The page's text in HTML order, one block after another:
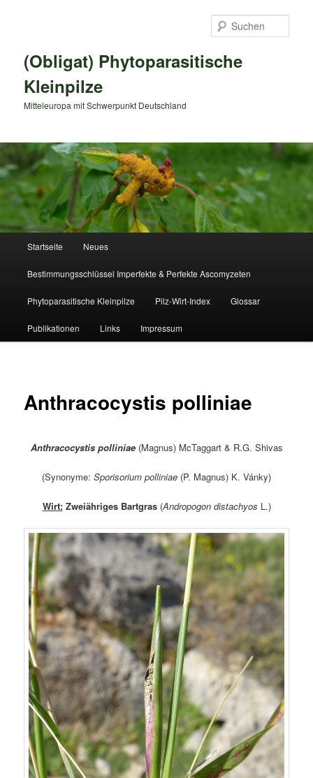
(Obligat) Phytoparasitische
Kleinpilze
Mitteleuropa mit Schwerpunkt Deutschland
Startseite Neues
Bestimmungsschlüssel Imperfekte & Perfekte Ascomyzeten
Phytoparasitische Kleinpilze Pilz-Wirt-Index Glossar
Publikationen Links Impressum
Anthracocystis polliniae
Anthracocystis polliniae(Magnus) McTaggart & R.G. Shivas
(Synonyme: Sporisorium polliniae (P. Magnus) K. Vánky)
Wirt:Zweiähriges Bartgras (Andropogon distachyos L.)